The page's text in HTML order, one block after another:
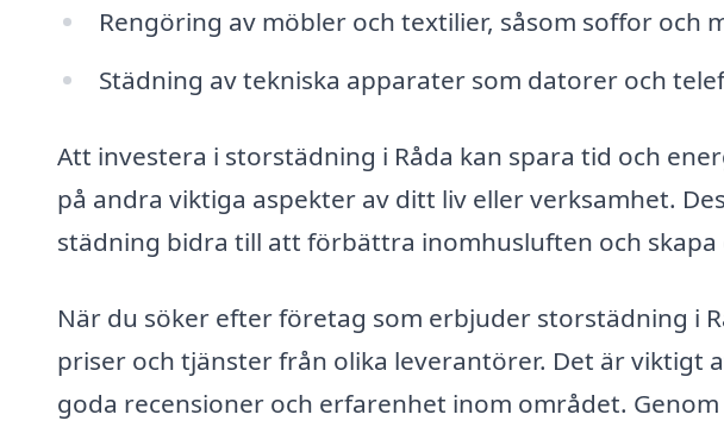
Rengöring av möbler och textilier, såsom soffor och
Städning av tekniska apparater som datorer och
Att investera i storstädning i Råda kan spara tid och
på andra viktiga aspekter av ditt liv eller verksamhet.
städning bidra till att förbättra inomhusluften och
När du söker efter företag som erbjuder storstädning i
priser och tjänster från olika leverantörer. Det är viktigt
goda recensioner och erfarenhet inom området.